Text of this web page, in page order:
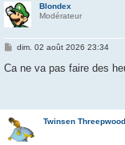
Blondex
Modérateur
M
s
dim. 02 août 2026 23:34
Ca ne va pas faire des
Twinsen Threepwood